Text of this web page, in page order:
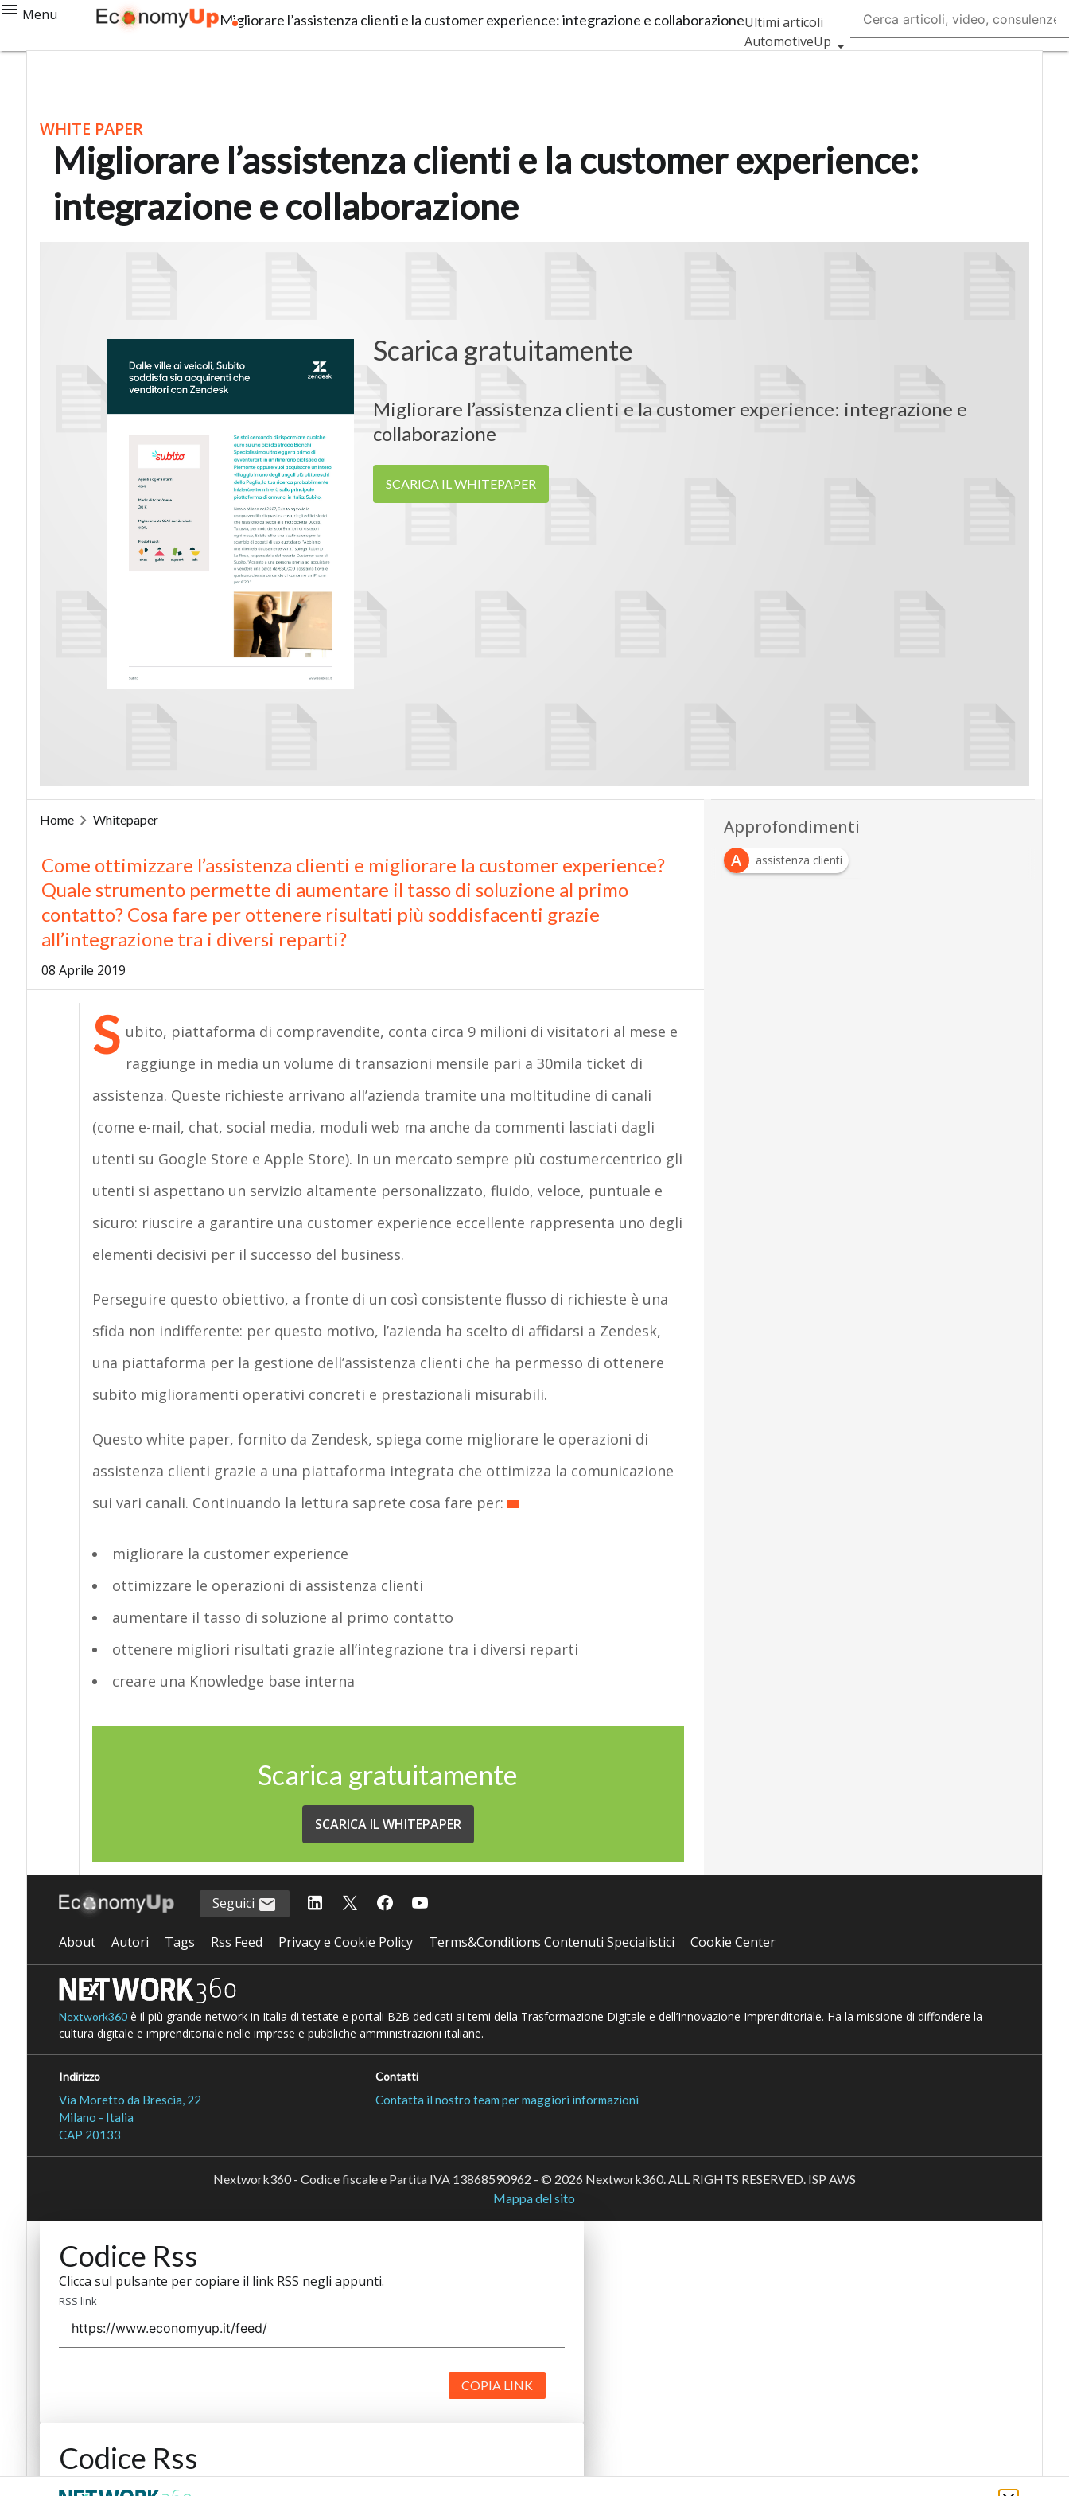
Menu Migliorare l’assistenza clienti e la customer experience: integrazione e collaborazioneUltimi articoli
AutomotiveUp
SmartMobilityUp
WHITE PAPER
Migliorare l’assistenza clienti e la customer experience:
integrazione e collaborazione
Scarica gratuitamente
Migliorare l’assistenza clienti e la customer experience: integrazione e
collaborazione
SCARICA IL WHITEPAPER
Home Whitepaper
Come ottimizzare l’assistenza clienti e migliorare la customer experience?
Quale strumento permette di aumentare il tasso di soluzione al primo
contatto? Cosa fare per ottenere risultati più soddisfacenti grazie
all’integrazione tra i diversi reparti?
08 Aprile 2019
S ubito, piattaforma di compravendite, conta circa 9 milioni di visitatori al mese e
raggiunge in media un volume di transazioni mensile pari a 30mila ticket di
assistenza. Queste richieste arrivano all’azienda tramite una moltitudine di canali
(come e-mail, chat, social media, moduli web ma anche da commenti lasciati dagli
utenti su Google Store e Apple Store). In un mercato sempre più costumercentrico gli
utenti si aspettano un servizio altamente personalizzato, fluido, veloce, puntuale e
sicuro: riuscire a garantire una customer experience eccellente rappresenta uno degli
elementi decisivi per il successo del business.
Perseguire questo obiettivo, a fronte di un così consistente flusso di richieste è una
sfida non indifferente: per questo motivo, l’azienda ha scelto di affidarsi a Zendesk,
una piattaforma per la gestione dell’assistenza clienti che ha permesso di ottenere
subito miglioramenti operativi concreti e prestazionali misurabili.
Questo white paper, fornito da Zendesk, spiega come migliorare le operazioni di
assistenza clienti grazie a una piattaforma integrata che ottimizza la comunicazione
sui vari canali. Continuando la lettura saprete cosa fare per:
migliorare la customer experience
ottimizzare le operazioni di assistenza clienti
aumentare il tasso di soluzione al primo contatto
ottenere migliori risultati grazie all’integrazione tra i diversi reparti
creare una Knowledge base interna
Scarica gratuitamente
SCARICA IL WHITEPAPER
Approfondimenti
A
assistenza clienti
Seguici
About Autori Tags Rss Feed Privacy e Cookie Policy Terms&Conditions Contenuti Specialistici Cookie Center
Nextwork360è il più grande network in Italia di testate e portali B2B dedicati ai temi della Trasformazione Digitale e dell’Innovazione Imprenditoriale. Ha la missione di diffondere la
cultura digitale e imprenditoriale nelle imprese e pubbliche amministrazioni italiane.
Indirizzo
Via Moretto da Brescia, 22
Milano - Italia
CAP 20133
Contatti
Contatta il nostro team per maggiori informazioni
Nextwork360 - Codice fiscale e Partita IVA 13868590962 - © 2026 Nextwork360. ALL RIGHTS RESERVED. ISP AWS
Mappa del sito
Codice Rss
Clicca sul pulsante per copiare il link RSS negli appunti.
RSS link
COPIA LINK
Codice Rss